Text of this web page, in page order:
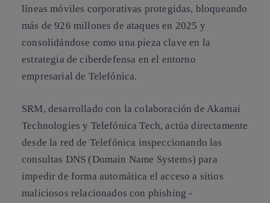
líneas móviles corporativas protegidas, bloqueando
más de 926 millones de ataques en 2025 y
consolidándose como una pieza clave en la
estrategia de ciberdefensa en el entorno
empresarial de Telefónica.
SRM, desarrollado con la colaboración de Akamai
Technologies y Telefónica Tech, actúa directamente
desde la red de Telefónica inspeccionando las
consultas DNS (Domain Name Systems) para
impedir de forma automática el acceso a sitios
maliciosos relacionados con phishing -